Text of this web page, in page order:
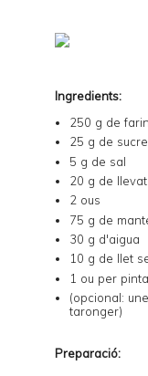
Ingredients:
250 g de
25 g de sucre
5 g de sal
20 g de
2 ous
75 g de
30 g d'aigua
10 g de llet
1 ou per
(opcional:
taronger)
Preparació: